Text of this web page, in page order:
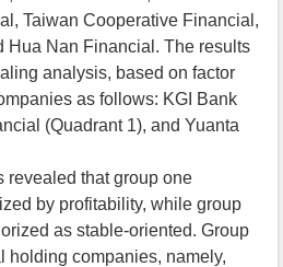
Taiwan Cooperative Financial,
Hua Nan Financial. The results
analysis, based on factor
as follows: KGI Bank
(Quadrant 1), and Yuanta
revealed that group one
by profitability, while group
as stable-oriented. Group
holding companies, namely,